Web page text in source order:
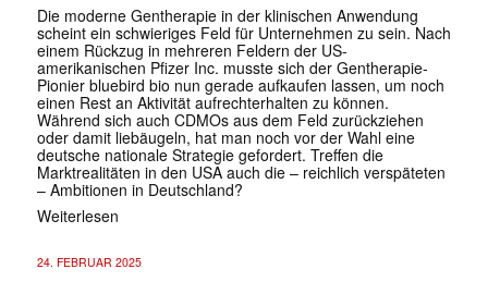
Die moderne Gentherapie in der klinischen Anwendung
scheint ein schwieriges Feld für Unternehmen zu sein. Nach
einem Rückzug in mehreren Feldern der US-
amerikanischen Pfizer Inc. musste sich der Gentherapie-
Pionier bluebird bio nun gerade aufkaufen lassen, um noch
einen Rest an Aktivität aufrechterhalten zu können.
Während sich auch CDMOs aus dem Feld zurückziehen
oder damit liebäugeln, hat man noch vor der Wahl eine
deutsche nationale Strategie gefordert. Treffen die
Marktrealitäten in den USA auch die – reichlich verspäteten
– Ambitionen in Deutschland?
Weiterlesen
24. FEBRUAR 2025